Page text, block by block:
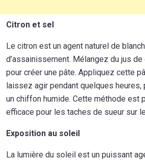
Citron et sel
Le citron est un agent naturel de
d’assainissement. Mélangez du jus
pour créer une pâte. Appliquez cette
laissez agir pendant quelques
un chiffon humide. Cette méthode est
efficace pour les taches de sueur sur
Exposition au soleil
La lumière du soleil est un puissant